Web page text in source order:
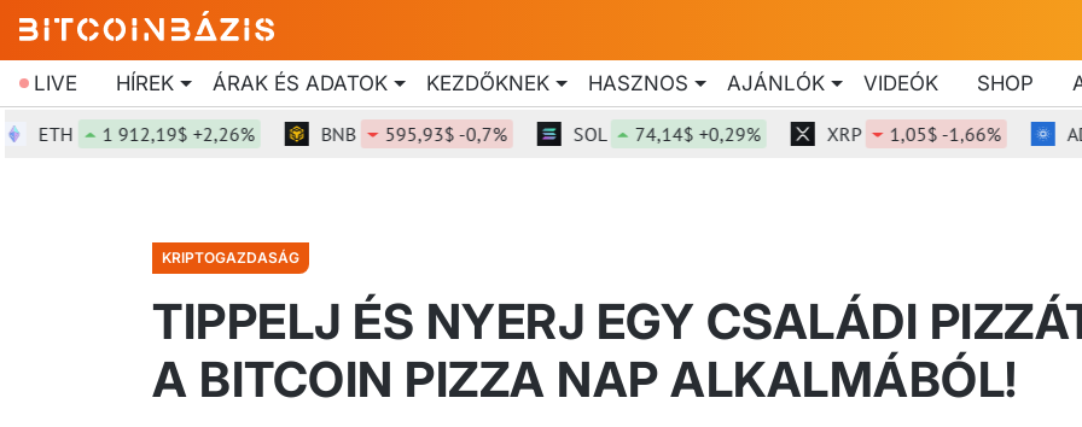
LIVE HÍREK ÁRAK ÉS ADATOK KEZDŐKNEK HASZNOS AJÁNLÓK VIDEÓK SHOP
1 912,19$ +2,26% BNB 595,93$ -0,7% SOL 74,14$ +0,29% XRP 1,05$ -1,66% ADA
KRIPTOGAZDASÁG
TIPPELJ ÉS NYERJ EGY CSALÁDI
A BITCOIN PIZZA NAP ALKALMÁBÓL!